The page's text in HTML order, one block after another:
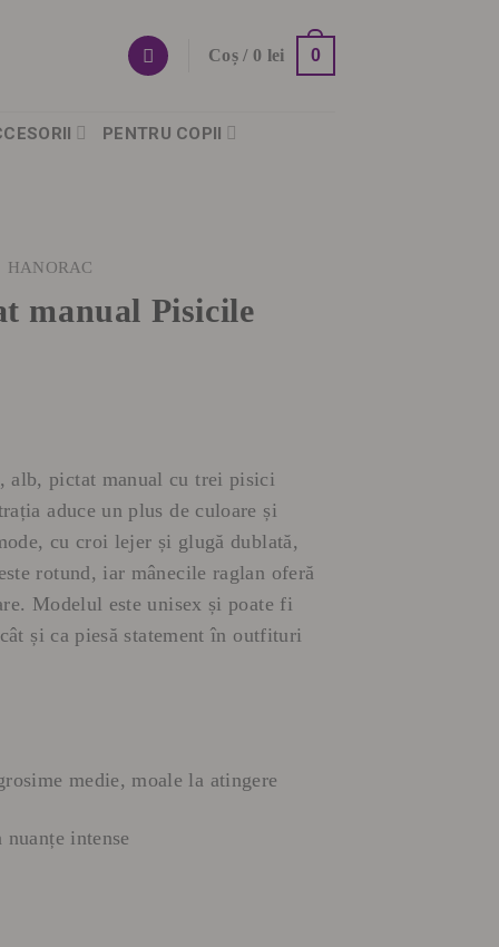
Coș / 0 lei 0
PENTRU COPII
HANORAC
manual Pisicile
alb, pictat manual cu trei pisici
aduce un plus de culoare și
cu croi lejer și glugă dublată,
rotund, iar mânecile raglan oferă
Modelul este unisex și poate fi
și ca piesă statement în outfituri
medie, moale la atingere
intense